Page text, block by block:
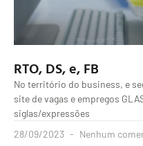
RTO, DS, e, FB
No território do business, e
site de vagas e empregos
siglas/expressões
28/09/2023
Nenhum